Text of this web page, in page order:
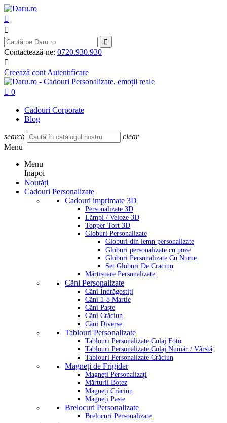



Contactează-ne: 0720.930.930

Creează cont Autentificare
 0
Cadouri Corporate
Blog
search
clear
Menu
Menu
Inapoi
Noutăți
Cadouri Personalizate
Cadouri imprimate 3D
Personalizate 3D
Lămpi / Veioze 3D
Topper Tort 3D
Globuri Personalizate
Globuri din lemn personalizate
Globuri personalizate cu poze
Globuri Personalizate Cu Nume
Set Globuri De Craciun
Mărțișoare Personalizate
Căni Personalizate
Căni Îndrăgostiți
Căni 1-8 Martie
Căni Paște
Căni Crăciun
Căni Diverse
Tablouri Personalizate
Tablouri Personalizate Colaj Foto
Tablouri Personalizate Colaj Număr / Vârstă
Tablouri Personalizate Crăciun
Magneți de Frigider
Magneți Personalizați
Mărturii Botez
Magneți Crăciun
Magneți Paște
Brelocuri Personalizate
Brelocuri Personalizate